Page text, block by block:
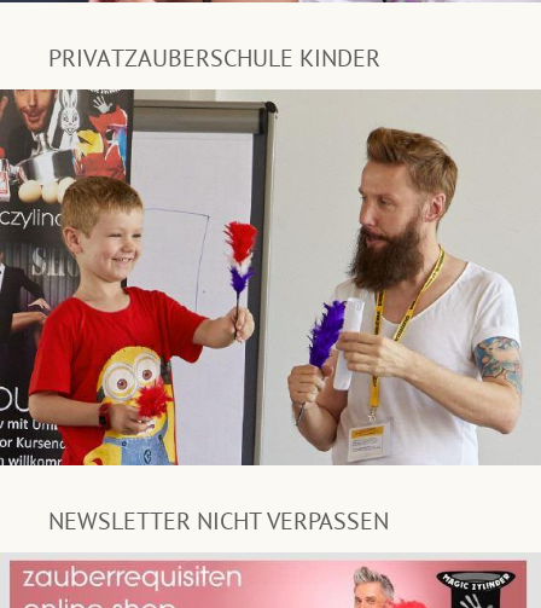
PRIVATZAUBERSCHULE KINDER
NEWSLETTER NICHT VERPASSEN